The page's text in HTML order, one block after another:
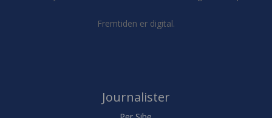
Fremtiden er digital.
Journalister